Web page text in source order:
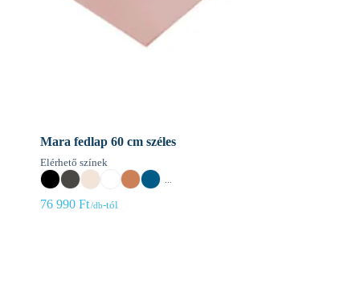
Mara fedlap 60 cm széles
Elérhető színek
76 990 Ft -tól